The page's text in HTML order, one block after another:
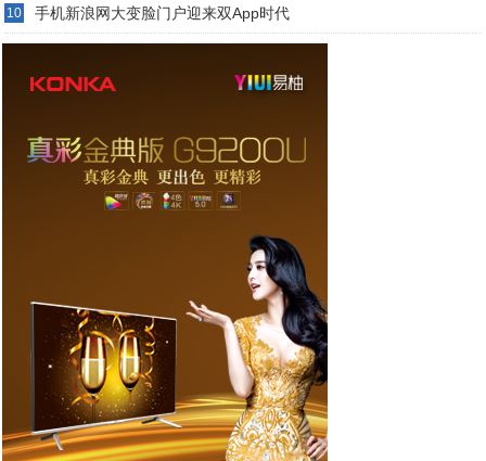
10 手机新浪网大变脸门户迎来双App时代